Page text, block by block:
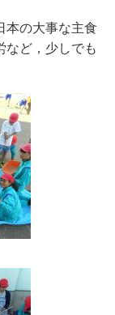
の大事な主食
など，少しでも